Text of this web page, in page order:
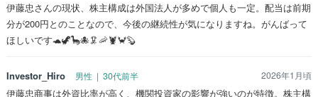
伊藤忠さんの現状、株主構成は外国法人が多めで個人も一定。配当は前期
分が200円とのことなので、今後の継続性が気になりますね。がんばって
ほしいです🐢🦖🦕🐙🦑🦐🦞🦀🦫
Investor_Hiro 男性 | 30代前半 2026年1月頃
伊藤忠商事は外資比率が高く、機関投資家の影響が強いのが特徴。株主構